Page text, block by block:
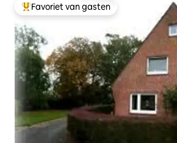
Topfavoriet van gasten
Favoriet van gasten